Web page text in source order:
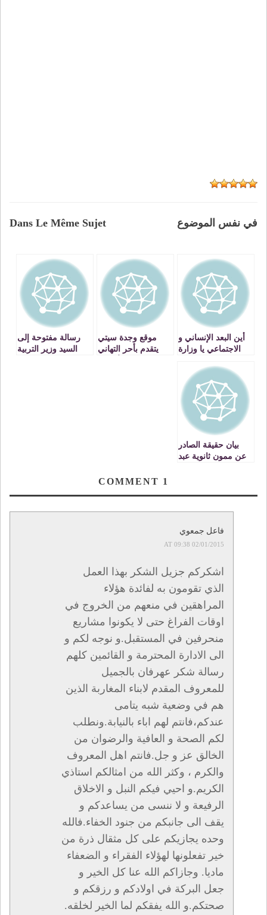
Dans Le Même Sujet في نفس الموضوع
أين البعد الإنساني و
الاجتماعي يا وزارة
موقع وجدة سيتي
يتقدم بأحر التهاني
رسالة مفتوحة إلى
السيد وزير التربية
بيان حقيقة الصادر
عن ممون ثانوية عبد
1
فاعل جمعوي
02/01/2015 AT 09:38
اشكركم جزيل الشكر بهذا العمل
الذي تقومون به لفائدة هؤلاء
المراهقين في منعهم من الخروج في
اوقات الفراغ حتى لا يكونوا مشاريع
منحرفين في المستقبل.و نوجه لكم و
الى الادارة المحترمة و القائمين كلهم
رسالة شكر عهرفان بالجميل
للمعروف المقدم لابناء المغاربة الذين
هم في وضعية شبه يتامى
عندكم،فانتم لهم اباء بالنيابة.ونطلب
لكم الصحة و العافية والرضوان من
الخالق عز و جل.فانتم اهل المعروف
والكرم ، وكثر الله من امثالكم استاذي
الكريم.و احيي فيكم النبل و الاخلاق
الرفيعة و لا ننسى من يساعدكم و
يقف الى جانبكم من جنود الخفاء.فالله
وحده يجازيكم على كل مثقال ذرة من
خير تفعلونها لهؤلاء الفقراء و الضعفاء
ماديا. وجازاكم الله عنا كل الخير و
جعل البركة في اولادكم و رزقكم و
صحتكم.و الله يفقكم لما الخير لخلقه.